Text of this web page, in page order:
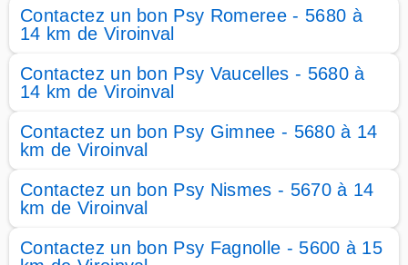
Contactez un bon Psy Romeree - 5680 à
14 km de Viroinval
Contactez un bon Psy Vaucelles - 5680 à
14 km de Viroinval
Contactez un bon Psy Gimnee - 5680 à 14
km de Viroinval
Contactez un bon Psy Nismes - 5670 à 14
km de Viroinval
Contactez un bon Psy Fagnolle - 5600 à 15